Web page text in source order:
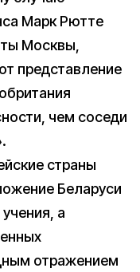
Марк Рютте
Москвы,
представление
чем соседи
страны
Беларуси
а
отражением